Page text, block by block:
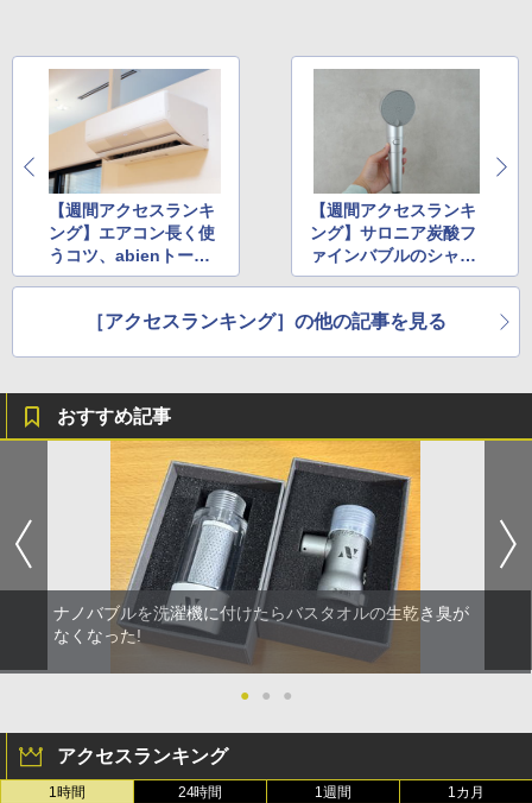
【週間アクセスランキ
ング】エアコン長く使
うコツ、abienトース
ターレビュー上位(202
【週間アクセスランキ
ング】サロニア炭酸フ
ァインバブルのシャワ
ーヘッドが首位(2024
［アクセスランキング］の他の記事を見る
おすすめ記事
ナノバブルを洗濯機に付けたらバスタオルの生乾き臭が
なくなった!
● ● ●
アクセスランキング
1時間 24時間 1週間 1カ月